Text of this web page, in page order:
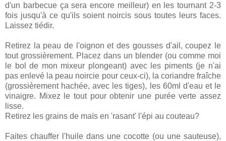
d'un barbecue ça sera encore meilleur) en les tournant 2-3
fois jusqu'à ce qu'ils soient noircis sous toutes leurs faces.
Laissez tiédir.
Retirez la peau de l'oignon et des gousses d'ail, coupez le
tout grossièrement. Placez dans un blender (ou comme moi
le bol de mon mixeur plongeant) avec les piments (je n'ai
pas enlevé la peau noircie pour ceux-ci), la coriandre fraîche
(grossièrement hachée, avec les tiges), les 60ml d'eau et le
vinaigre. Mixez le tout pour obtenir une purée verte assez
lisse.
Retirez les grains de maïs en 'rasant' l'épi au couteau?
Faites chauffer l'huile dans une cocotte (ou une sauteuse),